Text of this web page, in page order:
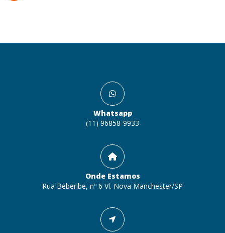
Whatsapp
(11) 96858-9933
Onde Estamos
Rua Beberibe, nº 6 Vl. Nova Manchester/SP